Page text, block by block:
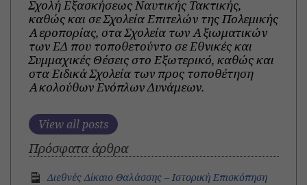
Σχολή Εξασκήσεως Ναυτικής Τακτικής,
καθώς και σε Σχολεία Επιτελών της Πολεμικής
Αεροπορίας, στα Σχολεία των Αξιωματικών
των ΕΔ που τοποθετούντο σε Εθνικές και
Συμμαχικές Θέσεις στο Εξωτερικό, καθώς και
στα Ειδικά Σχολεία των προς τοποθέτηση
Ακολούθων Ενόπλων Δυνάμεων.
View all posts
Πρόσφατα άρθρα
Διεθνές Δίκαιο Θαλάσσης – Ιστορική Επισκόπηση